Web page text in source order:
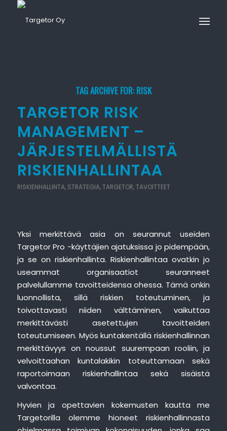
TAG ARCHIVE FOR:RISK
TARGETOR RISK
MANAGEMENT –
JÄRJESTELMÄLLISTÄ
RISKIENHALLINTAA
RISKIENHALLINTA, STRATEGIA,TARGETOR,TAVOITTEET
Yksi merkittävä asia on seurannut useiden
Targetor Pro -käyttäjien ajatuksissa jo pidempään,
ja se on riskienhallinta. Riskienhallintaa ovatkin jo
useammat organisaatiot seuranneet
palvelullamme tavoitteidensa ohessa. Tämä onkin
luonnollista, sillä riskien toteutuminen, ja
toivottavasti niiden välttäminen, vaikuttaa
merkittävästi asetettujen tavoitteiden
toteutumiseen. Myös kuntakentällä riskienhallinnan
merkittävyys on noussut suurempaan rooliin, ja
velvoittaahan kuntalakikin toteuttamaan sekä
raportoimaan riskienhallintaa sekä sisäistä
valvontaa.
Hyvien ja opettavien kokemusten kautta me
Targetorilla olemme hioneet riskienhallinnasta